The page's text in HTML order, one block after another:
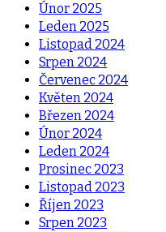
Únor 2025
Leden 2025
Listopad 2024
Srpen 2024
Červenec 2024
Květen 2024
Březen 2024
Únor 2024
Leden 2024
Prosinec 2023
Listopad 2023
Říjen 2023
Srpen 2023